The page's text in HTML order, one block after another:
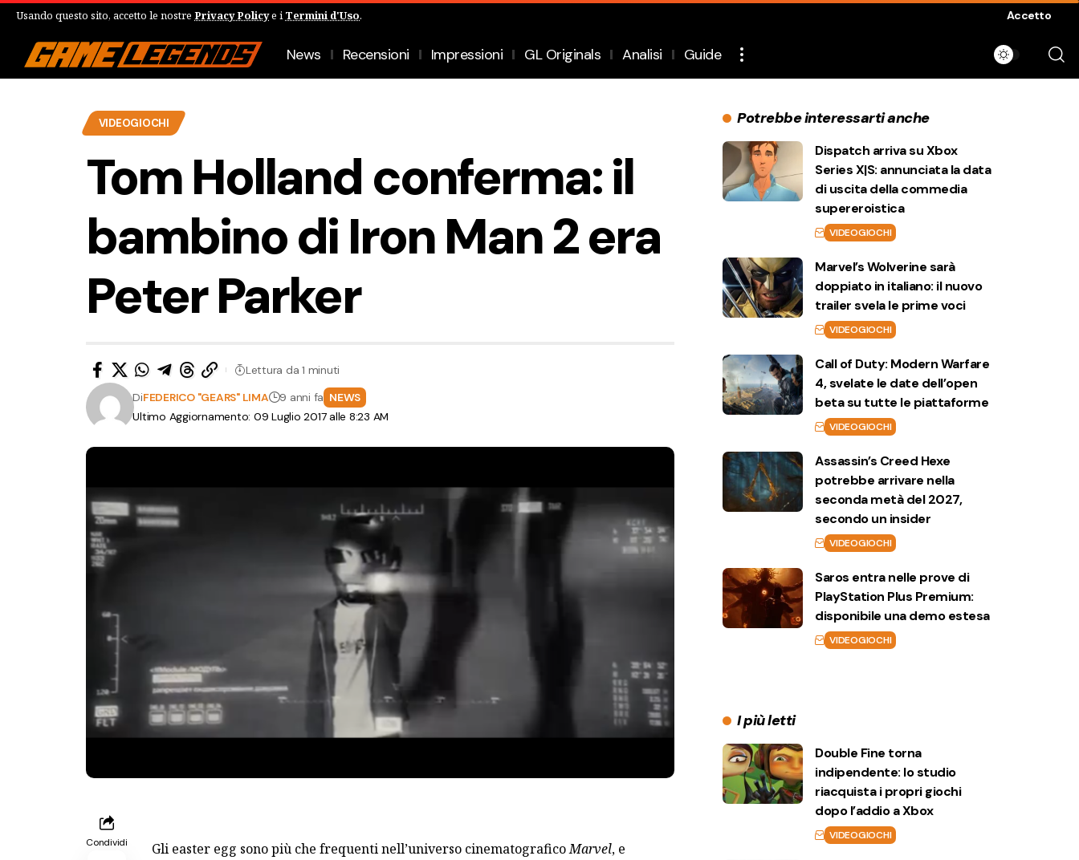
Usando questo sito, accetto le nostre Privacy Policye i Termini d'Uso. Accetto
News Recensioni Impressioni GL Originals Analisi Guide
VIDEOGIOCHI
Tom Holland conferma: il
bambino di Iron Man 2 era
Peter Parker
Ultimo Aggiornamento: 09 Luglio 2017 alle 8:23 AM
DiFEDERICO "GEARS" LIMA 9 anni fa NEWS
Lettura da 1 minuti
Condividi Gli easter egg sono più che frequenti nell’universo cinematograficoMarvel, e
Potrebbe interessarti anche
Dispatch arriva su Xbox
Series X|S: annunciata la data
di uscita della commedia
supereroistica
VIDEOGIOCHI
Marvel’s Wolverine sarà
doppiato in italiano: il nuovo
trailer svela le prime voci
VIDEOGIOCHI
Call of Duty: Modern Warfare
4, svelate le date dell’open
beta su tutte le piattaforme
VIDEOGIOCHI
Assassin’s Creed Hexe
potrebbe arrivare nella
seconda metà del 2027,
secondo un insider
VIDEOGIOCHI
Saros entra nelle prove di
PlayStation Plus Premium:
disponibile una demo estesa
VIDEOGIOCHI
I più letti
Double Fine torna
indipendente: lo studio
riacquista i propri giochi
dopo l’addio a Xbox
VIDEOGIOCHI